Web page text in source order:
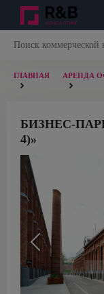
ГЛАВНАЯ АРЕНДА
БИЗНЕС-
4)»